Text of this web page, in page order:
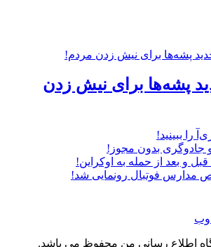
پشه‌ها برای نیش زدن
وب
اطلاع رسانی من محفوظ می باشد.